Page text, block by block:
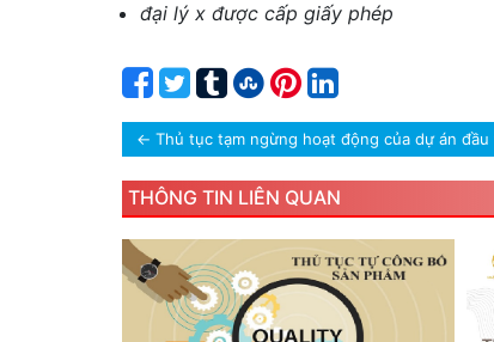
đại lý x được cấp giấy phép
← Thủ tục tạm ngừng hoạt động của dự án đầu
THÔNG TIN LIÊN QUAN